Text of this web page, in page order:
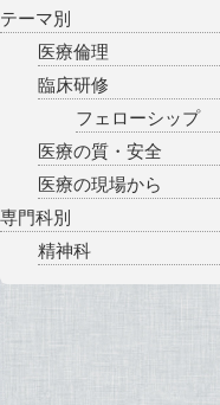
テーマ別
医療倫理
臨床研修
フェローシップ
医療の質・安全
医療の現場から
専門科別
精神科